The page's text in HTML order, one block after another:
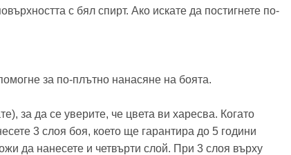
с бял спирт. Ако искате да постигнете по-
за по-плътно нанасяне на боята.
за да се уверите, че цвета ви харесва. Когато
3 слоя боя, което ще гарантира до 5 години
да нанесете и четвърти слой. При 3 слоя върху